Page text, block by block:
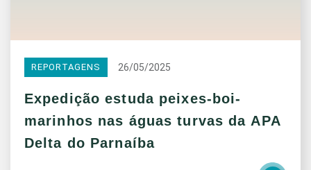
REPORTAGENS 26/05/2025
Expedição estuda peixes-boi-
marinhos nas águas turvas da APA
Delta do Parnaíba